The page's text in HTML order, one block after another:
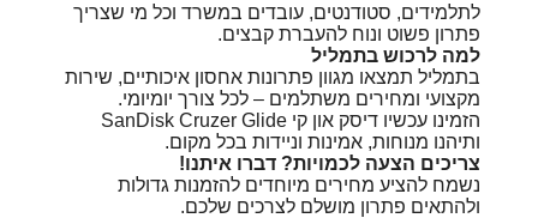
לתלמידים, סטודנטים, עובדים במשרד וכל מי שצריך
פתרון פשוט ונוח להעברת קבצים.
למה לרכוש בתמליל
בתמליל תמצאו מגוון פתרונות אחסון איכותיים, שירות
מקצועי ומחירים משתלמים – לכל צורך יומיומי.
הזמינו עכשיו דיסק און קי SanDisk Cruzer Glide
ותיהנו מנוחות, אמינות וניידות בכל מקום.
צריכים הצעה לכמויות? דברו איתנו!
נשמח להציע מחירים מיוחדים להזמנות גדולות
ולהתאים פתרון מושלם לצרכים שלכם.